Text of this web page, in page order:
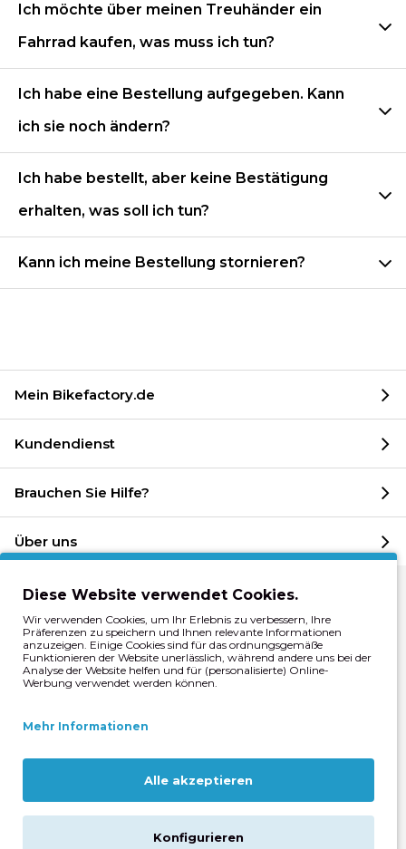
Ich möchte über meinen Treuhänder ein
Fahrrad kaufen, was muss ich tun?
Ich habe eine Bestellung aufgegeben. Kann
ich sie noch ändern?
Ich habe bestellt, aber keine Bestätigung
erhalten, was soll ich tun?
Kann ich meine Bestellung stornieren?
Mein Bikefactory.de
Kundendienst
Brauchen Sie Hilfe?
Über uns
Kundendienststatus
Brauchen Sie Hilfe oder Rat?
gerne.
gelten geänderte Öffnungszeiten!
Diese Website verwendet Cookies.
Wir verwenden Cookies, um Ihr Erlebnis zu verbessern, Ihre
Präferenzen zu speichern und Ihnen relevante Informationen
anzuzeigen. Einige Cookies sind für das ordnungsgemäße
Funktionieren der Website unerlässlich, während andere uns bei der
Analyse der Website helfen und für (personalisierte) Online-
Werbung verwendet werden können.
Mehr Informationen
Alle akzeptieren
Konfigurieren